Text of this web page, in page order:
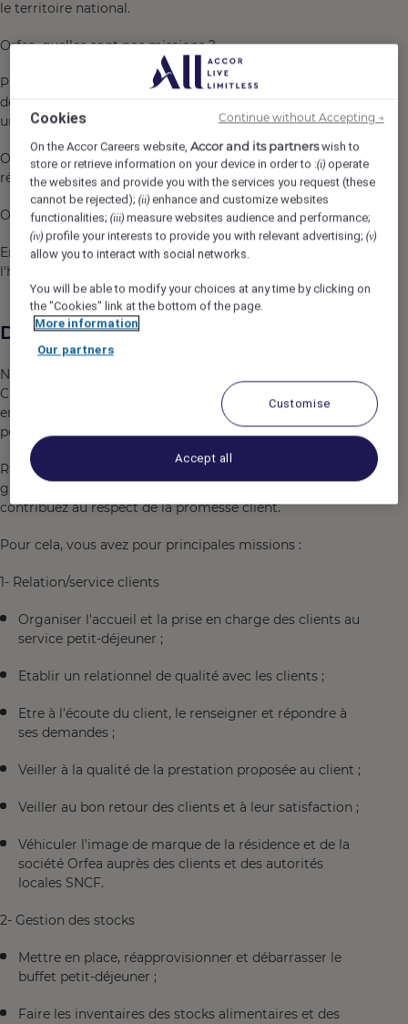
le territoire national.
Orfea, quelles sont nos missions ?
Proposer un hébergement sur-mesure au sein du réseau
des résidences Orfea et des prestataires hôteliers pour
une activité d 1.3 million de nuitées/an.
Offrir des solutions clef en main pour l'organisation de
réunions et de séminaires.
Orfea, quelles sont nos valeurs ?
Engagement, coopération, satisfaction client, sens de
l'hospitalité.
Description du poste
Nous recherchons pour notre Résidence ORFEA Paris
Charolais (150 chambres), un(e) Employé(e) Polyvalent(e)
en CDI, 15h/semaine. Le poste est à pourvoir dès que
possible le samedi et dimanche : 07h00 - 15h15
Rattaché(e) au Directeur de Résidence, vous êtes le
garant du bon déroulement du petit déjeuner et vous
contribuez au respect de la promesse client.
Pour cela, vous avez pour principales missions :
1- Relation/service clients
Organiser l'accueil et la prise en charge des clients au
service petit-déjeuner ;
Etablir un relationnel de qualité avec les clients ;
Etre à l'écoute du client, le renseigner et répondre à
ses demandes ;
Veiller à la qualité de la prestation proposée au client ;
Veiller au bon retour des clients et à leur satisfaction ;
Véhiculer l'image de marque de la résidence et de la
société Orfea auprès des clients et des autorités
locales SNCF.
2- Gestion des stocks
Mettre en place, réapprovisionner et débarrasser le
buffet petit-déjeuner ;
Faire les inventaires des stocks alimentaires et des
Cookies
On the Accor Careers website,Accor and its partnerswish to
store or retrieve information on your device in order to :(i) operate
the websites and provide you with the services you request (these
cannot be rejected);(ii) enhance and customize websites
functionalities;(iii) measure websites audience and performance;
(iv) profile your interests to provide you with relevant advertising;(v)
allow you to interact with social networks.
You will be able to modify your choices at any time by clicking on
the "Cookies" link at the bottom of the page.
More information
Our partners
Customise
Accept all
Continue without Accepting →